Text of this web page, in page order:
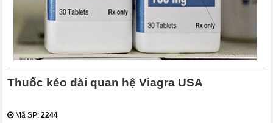
Thuốc kéo dài quan hệ Viagra USA
Mã SP:2244